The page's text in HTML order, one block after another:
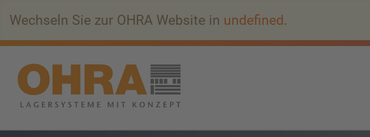
Wechseln Sie zur OHRA Website in undefined.